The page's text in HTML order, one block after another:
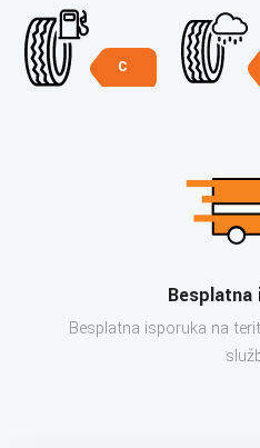
C
Besplatna
Besplatna isporuka na